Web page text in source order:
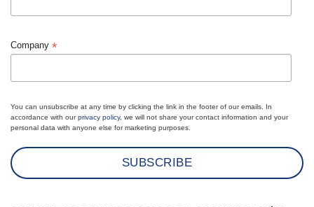
Company *
You can unsubscribe at any time by clicking the link in the footer of our emails. In
accordance with ourprivacy policy, we will not share your contact information and your
personal data with anyone else for marketing purposes.